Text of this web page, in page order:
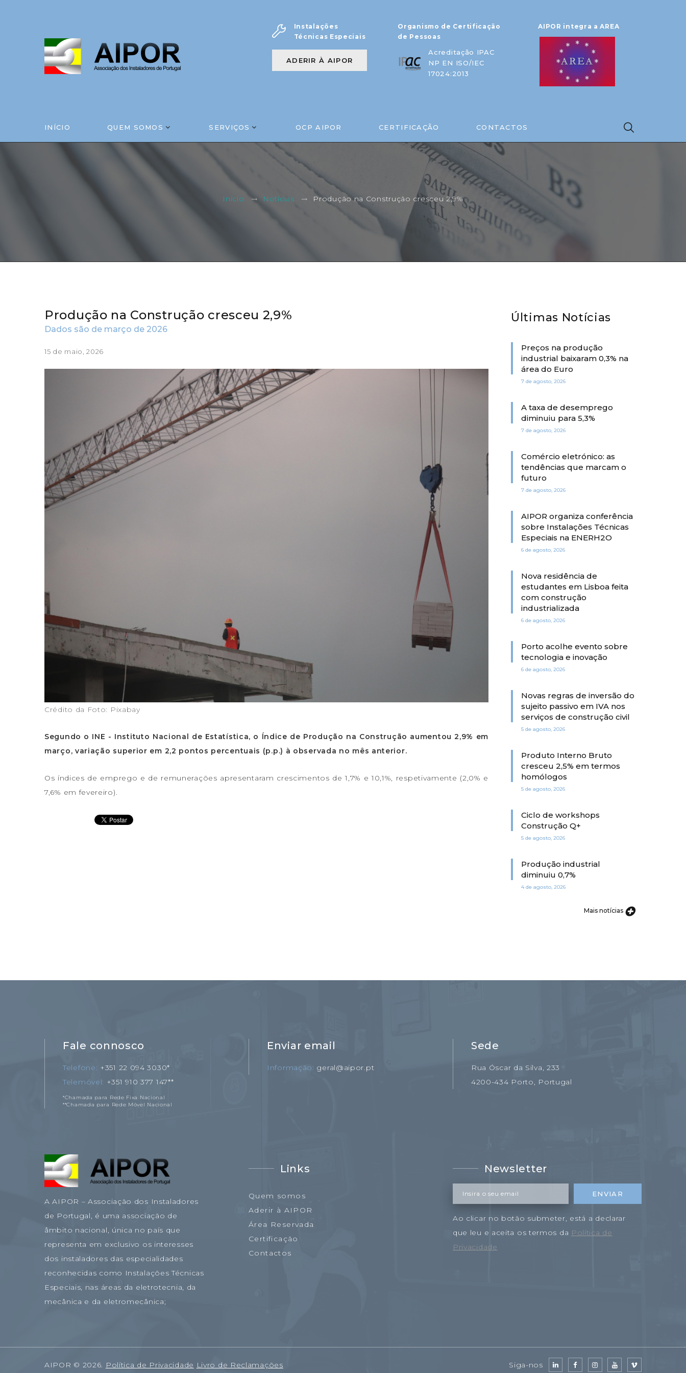
Instalações
Técnicas Especiais
ADERIR À AIPOR
Organismo de Certificação
de Pessoas
Acreditação IPAC
NP EN ISO/IEC
17024:2013
AIPOR integra a AREA
INÍCIO QUEM SOMOS SERVIÇOS OCP AIPOR CERTIFICAÇÃO CONTACTOS
Início Notícias Produção na Construção cresceu 2,9%
Produção na Construção cresceu 2,9%
Dados são de março de 2026
15 de maio, 2026
Crédito da Foto: Pixabay
Segundo o INE - Instituto Nacional de Estatística, o Índice de Produção na Construção aumentou 2,9% em
março, variação superior em 2,2 pontos percentuais (p.p.) à observada no mês anterior.
Os índices de emprego e de remunerações apresentaram crescimentos de 1,7% e 10,1%, respetivamente (2,0% e
7,6% em fevereiro).
Últimas Notícias
Preços na produção
industrial baixaram 0,3% na
área do Euro
7 de agosto, 2026
A taxa de desemprego
diminuiu para 5,3%
7 de agosto, 2026
Comércio eletrónico: as
tendências que marcam o
futuro
7 de agosto, 2026
AIPOR organiza conferência
sobre Instalações Técnicas
Especiais na ENERH2O
6 de agosto, 2026
Nova residência de
estudantes em Lisboa feita
com construção
industrializada
6 de agosto, 2026
Porto acolhe evento sobre
tecnologia e inovação
6 de agosto, 2026
Novas regras de inversão do
sujeito passivo em IVA nos
serviços de construção civil
5 de agosto, 2026
Produto Interno Bruto
cresceu 2,5% em termos
homólogos
5 de agosto, 2026
Ciclo de workshops
Construção Q+
5 de agosto, 2026
Produção industrial
diminuiu 0,7%
4 de agosto, 2026
Mais notícias
Fale connosco
Telefone
+351 22 094 3030*
Telemóvel
+351 910 377 147**
*Chamada para Rede Fixa Nacional
**Chamada para Rede Móvel Nacional
Enviar email
Informação geral@aipor.pt
Sede
Rua Óscar da Silva, 233
4200-434 Porto, Portugal
A AIPOR – Associação dos Instaladores
de Portugal, é uma associação de
âmbito nacional, única no país que
representa em exclusivo os interesses
dos instaladores das especialidades
reconhecidas como Instalações Técnicas
Especiais, nas áreas da eletrotecnia, da
mecânica e da eletromecânica;
Links
Quem somos
Aderir à AIPOR
Área Reservada
Certificação
Contactos
Newsletter
Insira o seu email ENVIAR
Ao clicar no botão submeter, está a declarar
que leu e aceita os termos da Política de
Privacidade
AIPOR © 2026. Política de Privacidade Livro de Reclamações Siga-nos